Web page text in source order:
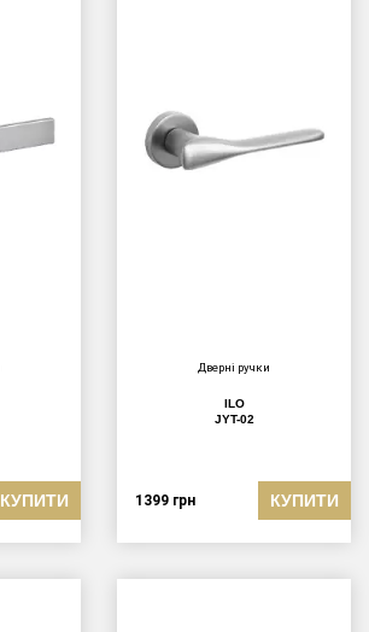
КУПИТИ
Дверні ручки
ILO
JYT-02
1399 грн КУПИТИ